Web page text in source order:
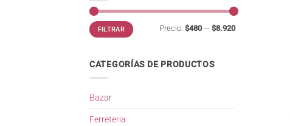
Precio
mínimo
Precio
máximo
FILTRAR Precio: $480— $8.920
CATEGORÍAS DE PRODUCTOS
Bazar
Ferreteria